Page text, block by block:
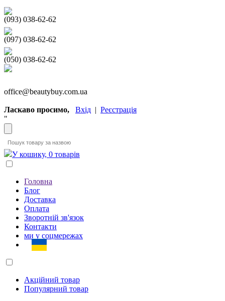
(093) 038-62-62
(097) 038-62-62
(050) 038-62-62
office@beautybuy.com.ua
Ласкаво просимо, Вхід | Реєстрація
"
У кошику, 0 товарів
Головна
Блог
Доставка
Оплата
Зворотній зв'язок
Контакти
ми у соцмережах
Акційний товар
Популярний товар